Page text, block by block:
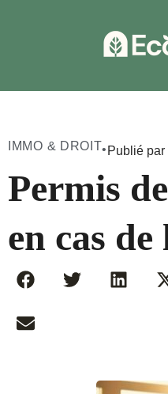
IMMO & DROIT• Publié
Permis
en cas